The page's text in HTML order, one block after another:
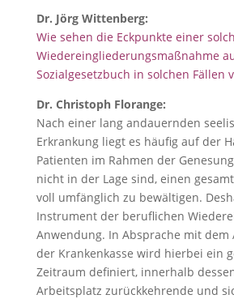
Dr. Jörg Wittenberg:
Wie sehen die Eckpunkte einer
Wiedereingliederungsmaßnahme
Sozialgesetzbuch in solchen Fällen
Dr. Christoph Florange:
Nach einer lang andauernden
Erkrankung liegt es häufig auf der
Patienten im Rahmen der
nicht in der Lage sind, einen
voll umfänglich zu bewältigen.
Instrument der beruflichen
Anwendung. In Absprache mit
der Krankenkasse wird hierbei ein
Zeitraum definiert, innerhalb
Arbeitsplatz zurückkehrende und